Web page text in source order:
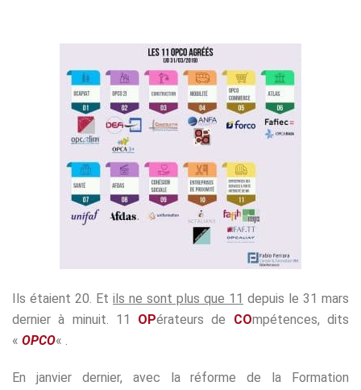
Ils étaient 20. Et ils ne sont plus que 11 depuis le 31 mars
dernier à minuit. 11 OPérateurs de COmpétences, dits
« OPCO« .
En janvier dernier, avec la réforme de la Formation